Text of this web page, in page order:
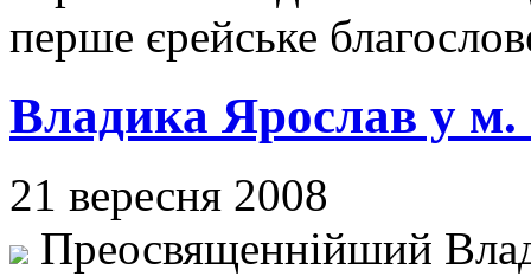
перше єрейське
Владика Ярослав у м.
21 вересня 2008
Преосвященнійший